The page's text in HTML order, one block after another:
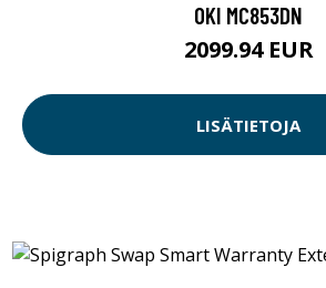
OKI MC853DN
2099.94 EUR
LISÄTIETOJA